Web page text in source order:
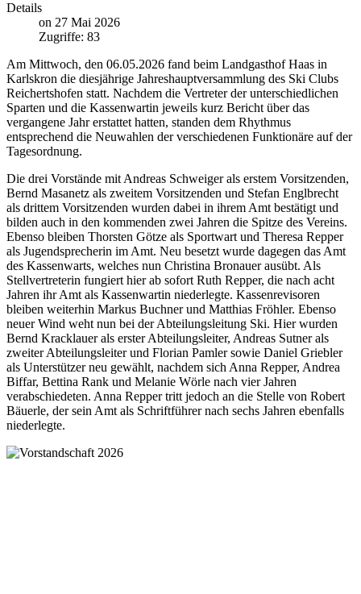
Details
on 27 Mai 2026
Zugriffe: 83
Am Mittwoch, den 06.05.2026 fand beim Landgasthof Haas in
Karlskron die diesjährige Jahreshauptversammlung des Ski Clubs
Reichertshofen statt. Nachdem die Vertreter der unterschiedlichen
Sparten und die Kassenwartin jeweils kurz Bericht über das
vergangene Jahr erstattet hatten, standen dem Rhythmus
entsprechend die Neuwahlen der verschiedenen Funktionäre auf der
Tagesordnung.
Die drei Vorstände mit Andreas Schweiger als erstem Vorsitzenden,
Bernd Masanetz als zweitem Vorsitzenden und Stefan Englbrecht
als drittem Vorsitzenden wurden dabei in ihrem Amt bestätigt und
bilden auch in den kommenden zwei Jahren die Spitze des Vereins.
Ebenso bleiben Thorsten Götze als Sportwart und Theresa Repper
als Jugendsprecherin im Amt. Neu besetzt wurde dagegen das Amt
des Kassenwarts, welches nun Christina Bronauer ausübt. Als
Stellvertreterin fungiert hier ab sofort Ruth Repper, die nach acht
Jahren ihr Amt als Kassenwartin niederlegte. Kassenrevisoren
bleiben weiterhin Markus Buchner und Matthias Fröhler. Ebenso
neuer Wind weht nun bei der Abteilungsleitung Ski. Hier wurden
Bernd Kracklauer als erster Abteilungsleiter, Andreas Sutner als
zweiter Abteilungsleiter und Florian Pamler sowie Daniel Griebler
als Unterstützer neu gewählt, nachdem sich Anna Repper, Andrea
Biffar, Bettina Rank und Melanie Wörle nach vier Jahren
verabschiedeten. Anna Repper tritt jedoch an die Stelle von Robert
Bäuerle, der sein Amt als Schriftführer nach sechs Jahren ebenfalls
niederlegte.